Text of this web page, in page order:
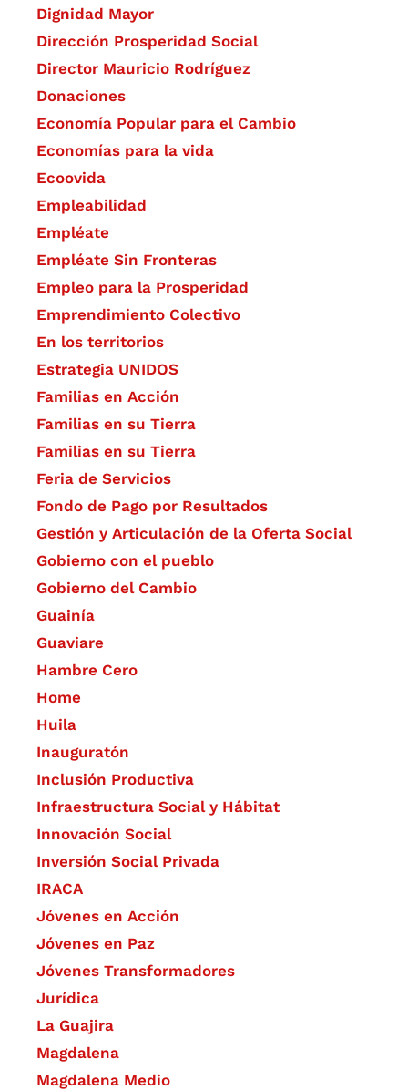
Dignidad Mayor
Dirección Prosperidad Social
Director Mauricio Rodríguez
Donaciones
Economía Popular para el Cambio
Economías para la vida
Ecoovida
Empleabilidad
Empléate
Empléate Sin Fronteras
Empleo para la Prosperidad
Emprendimiento Colectivo
En los territorios
Estrategia UNIDOS
Familias en Acción
Familias en su Tierra
Familias en su Tierra
Feria de Servicios
Fondo de Pago por Resultados
Gestión y Articulación de la Oferta Social
Gobierno con el pueblo
Gobierno del Cambio
Guainía
Guaviare
Hambre Cero
Home
Huila
Inauguratón
Inclusión Productiva
Infraestructura Social y Hábitat
​Innovación Social
Inversión Social Privada
IRACA
Jóvenes en Acción
Jóvenes en Paz
Jóvenes Transformadores
Jurídica
La Guajira
Magdalena
Magdalena Medio